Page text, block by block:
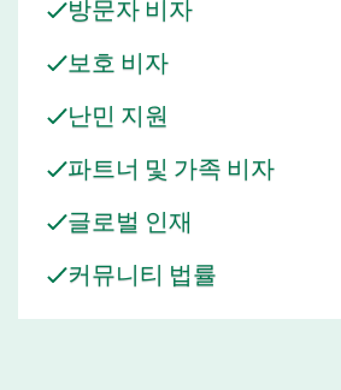
방문자 비자
보호 비자
난민 지원
파트너 및 가족 비자
글로벌 인재
커뮤니티 법률